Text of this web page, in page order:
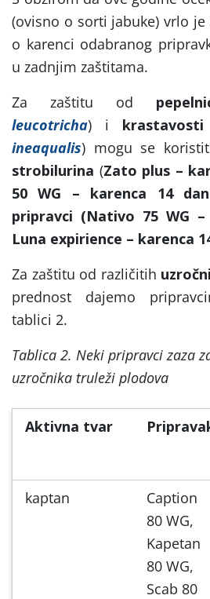
(ovisno o sorti jabuke) vrlo
o karenci odabranog
u zadnjim zaštitama.
Za zaštitu od
leucotricha) i
ineaqualis) mogu se
strobilurina (Zato plus –
50 WG – karenca 14
pripravci (Nativo 75 WG
Luna expirience – karenca
Za zaštitu od različitih
prednost dajemo
tablici 2.
Tablica 2. Neki pripravci zaza
uzročnika truleži plodova
Aktivna tvar
kaptan
Caption
80 WG,
Kapetan
80 WG,
Scab 80